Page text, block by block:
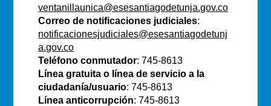
ventanillaunica@esesantiagodetunja.gov.co
Correo de notificaciones judiciales:
notificacionesjudiciales@esesantiagodetunj
a.gov.co
Teléfono conmutador: 745-8613
Línea gratuita o línea de servicio a la
ciudadanía/usuario: 745-8613
Línea anticorrupción: 745-8613